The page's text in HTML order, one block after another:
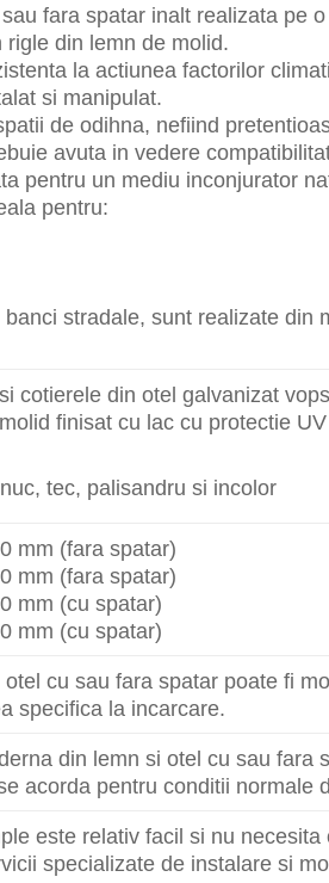
fara spatar inalt realizata pe
din lemn de molid.
la actiunea factorilor
si manipulat.
de odihna, nefiind
avuta in vedere
pentru un mediu inconjurator
pentru:
stradale, sunt realizate din
cotierele din otel galvanizat
finisat cu lac cu protectie
tec, palisandru si incolor
mm (fara spatar)
mm (fara spatar)
mm (cu spatar)
mm (cu spatar)
cu sau fara spatar poate fi
specifica la incarcare.
din lemn si otel cu sau fara
acorda pentru conditii normale
este relativ facil si nu
specializate de instalare si